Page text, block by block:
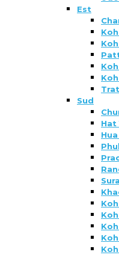
Est
Trat
Sud
Hat